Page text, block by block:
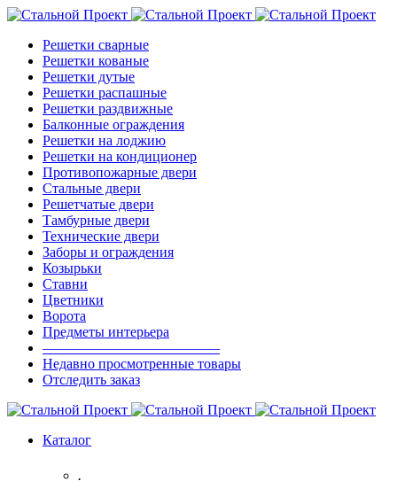
Решетки сварные
Решетки кованые
Решетки дутые
Решетки распашные
Решетки раздвижные
Балконные ограждения
Решетки на лоджию
Решетки на кондиционер
Противопожарные двери
Стальные двери
Решетчатые двери
Тамбурные двери
Технические двери
Заборы и ограждения
Козырьки
Ставни
Цветники
Ворота
Предметы интерьера
————————————–
Недавно просмотренные товары
Отследить заказ
Каталог
.